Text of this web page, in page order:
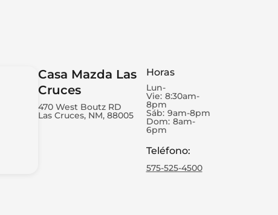
Casa Mazda Las
Cruces
470 West Boutz RD
Las Cruces, NM, 88005
Horas
Lun-
Vie: 8:30am-
8pm
Sáb: 9am-8pm
Dom: 8am-
6pm
Teléfono:
575-525-4500